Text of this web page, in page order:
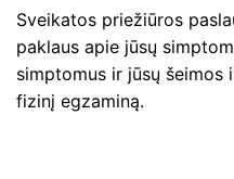
Sveikatos priežiūros
paklaus apie jūsų
simptomus ir jūsų
fizinį egzaminą.